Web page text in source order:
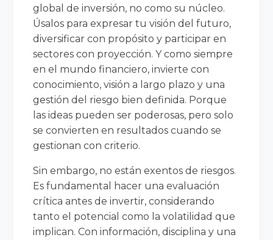
global de inversión, no como su núcleo.
Úsalos para expresar tu visión del futuro,
diversificar con propósito y participar en
sectores con proyección. Y como siempre
en el mundo financiero, invierte con
conocimiento, visión a largo plazo y una
gestión del riesgo bien definida. Porque
las ideas pueden ser poderosas, pero solo
se convierten en resultados cuando se
gestionan con criterio.
Sin embargo, no están exentos de riesgos.
Es fundamental hacer una evaluación
crítica antes de invertir, considerando
tanto el potencial como la volatilidad que
implican. Con información, disciplina y una